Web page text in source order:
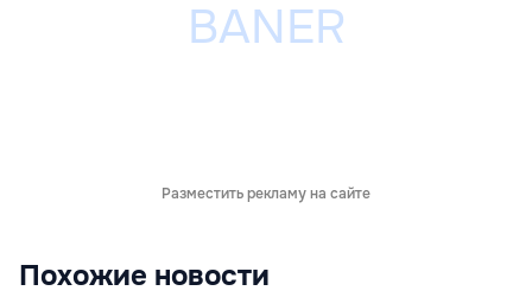
Разместить рекламу на сайте
Похожие новости